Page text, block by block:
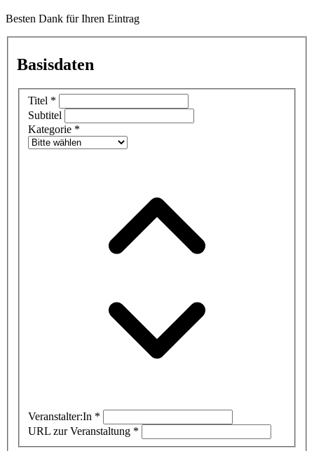
Besten Dank für Ihren Eintrag
Basisdaten
Titel *
Subtitel
Kategorie *
Veranstalter:In *
URL zur Veranstaltung *